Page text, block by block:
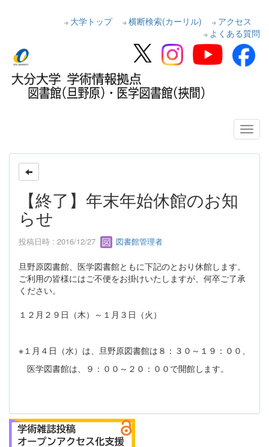
大学トップ 横断検索(カーリル)
アクセス
よくある質問
【終了】年末年始休館のお知
らせ
投稿日時 : 2016/12/27 図書館管理者
旦野原図書館、医学図書館ともに下記のとおり休館します。
ご利用の皆様にはご不便をお掛けいたしますが、何卒ご了承
ください。
１２月２９日（木）～１月３日（火）
※１月４日（水）は、旦野原図書館は８：３０～１９：００、
医学図書館は、９：００～２０：００で開館します。